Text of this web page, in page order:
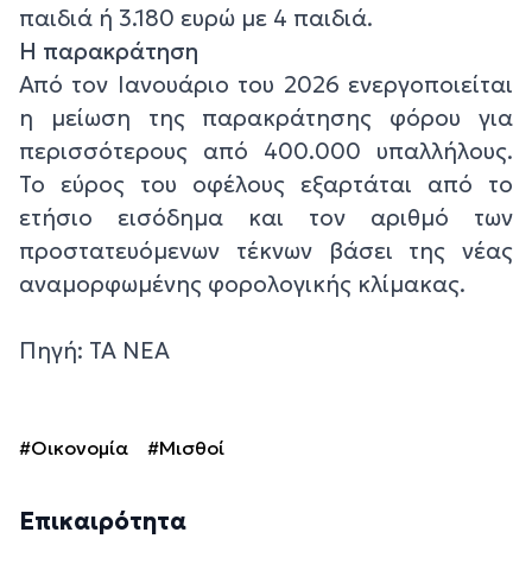
παιδιά ή 3.180 ευρώ με 4 παιδιά.
Η παρακράτηση
Από τον Ιανουάριο του 2026 ενεργοποιείται
η μείωση της παρακράτησης φόρου για
περισσότερους από 400.000 υπαλλήλους.
Το εύρος του οφέλους εξαρτάται από το
ετήσιο εισόδημα και τον αριθμό των
προστατευόμενων τέκνων βάσει της νέας
αναμορφωμένης φορολογικής κλίμακας.
Πηγή: ΤΑ ΝΕΑ
#Οικονομία #Μισθοί
Επικαιρότητα